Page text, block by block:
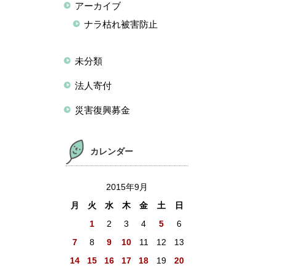
アーカイブ
ナラ枯れ被害防止
未分類
法人寄付
災害復興募金
カレンダー
2015年9月
月
火 水 木 金 土
日
1
2 3 4 5
6
7
8 9 10 11 12
13
14
15 16 17 18 19
20